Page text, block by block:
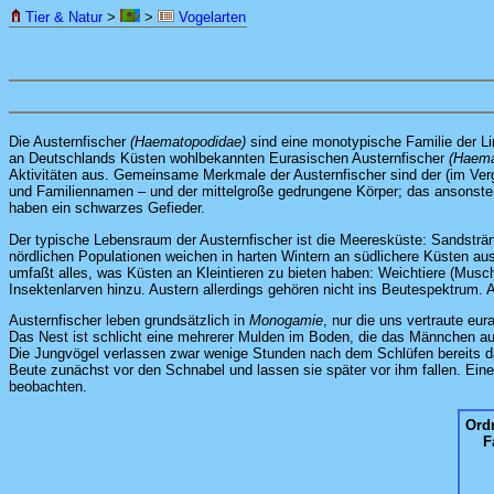
Tier & Natur > > Vogelarten
Die Austernfischer (Haematopodidae) sind eine monotypische Familie der
an Deutschlands Küsten wohlbekannten Eurasischen Austernfischer
Aktivitäten aus. Gemeinsame Merkmale der Austernfischer sind der (im
und Familiennamen – und der mittelgroße gedrungene Körper; das
haben ein schwarzes Gefieder.
Der typische Lebensraum der Austernfischer ist die Meeresküste:
nördlichen Populationen weichen in harten Wintern an südlichere Küsten
umfaßt alles, was Küsten an Kleintieren zu bieten haben: Weichtiere
Insektenlarven hinzu. Austern allerdings gehören nicht ins
Austernfischer leben grundsätzlich in Monogamie , nur die uns vertraute
Das Nest ist schlicht eine mehrerer Mulden im Boden, die das Männchen
Die Jungvögel verlassen zwar wenige Stunden nach dem Schlüfen
Beute zunächst vor den Schnabel und lassen sie später vor ihm fallen.
beobachten.